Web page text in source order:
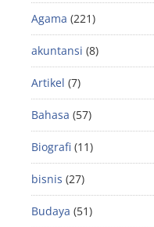
Agama (221)
akuntansi (8)
Artikel (7)
Bahasa (57)
Biografi (11)
bisnis (27)
Budaya (51)